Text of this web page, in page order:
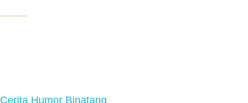
Cerita Humor Binatang